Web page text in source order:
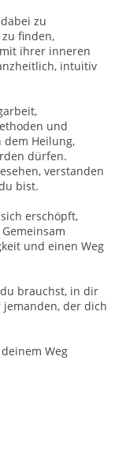
zu
finden,
ihrer inneren
intuitiv
und
dem Heilung,
dürfen.
verstanden
bist.
erschöpft,
und einen Weg
brauchst, in dir
der dich
Weg